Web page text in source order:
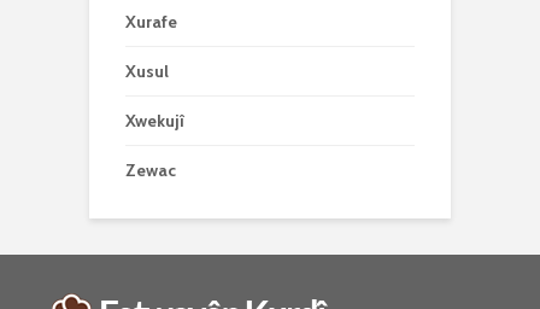
Xurafe
Xusul
Xwekujî
Zewac